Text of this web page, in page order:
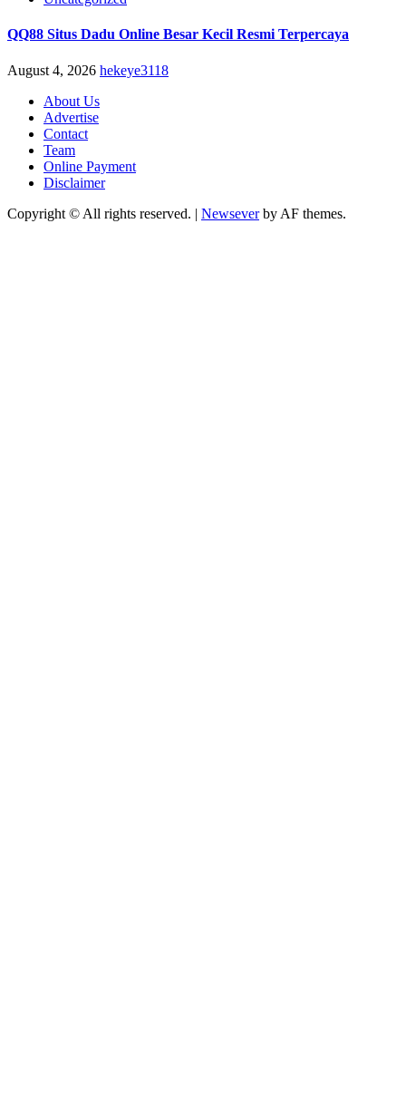
QQ88 Situs Dadu Online Besar Kecil Resmi Terpercaya
August 4, 2026 hekeye3118
About Us
Advertise
Contact
Team
Online Payment
Disclaimer
Copyright © All rights reserved. | Newseverby AF themes.